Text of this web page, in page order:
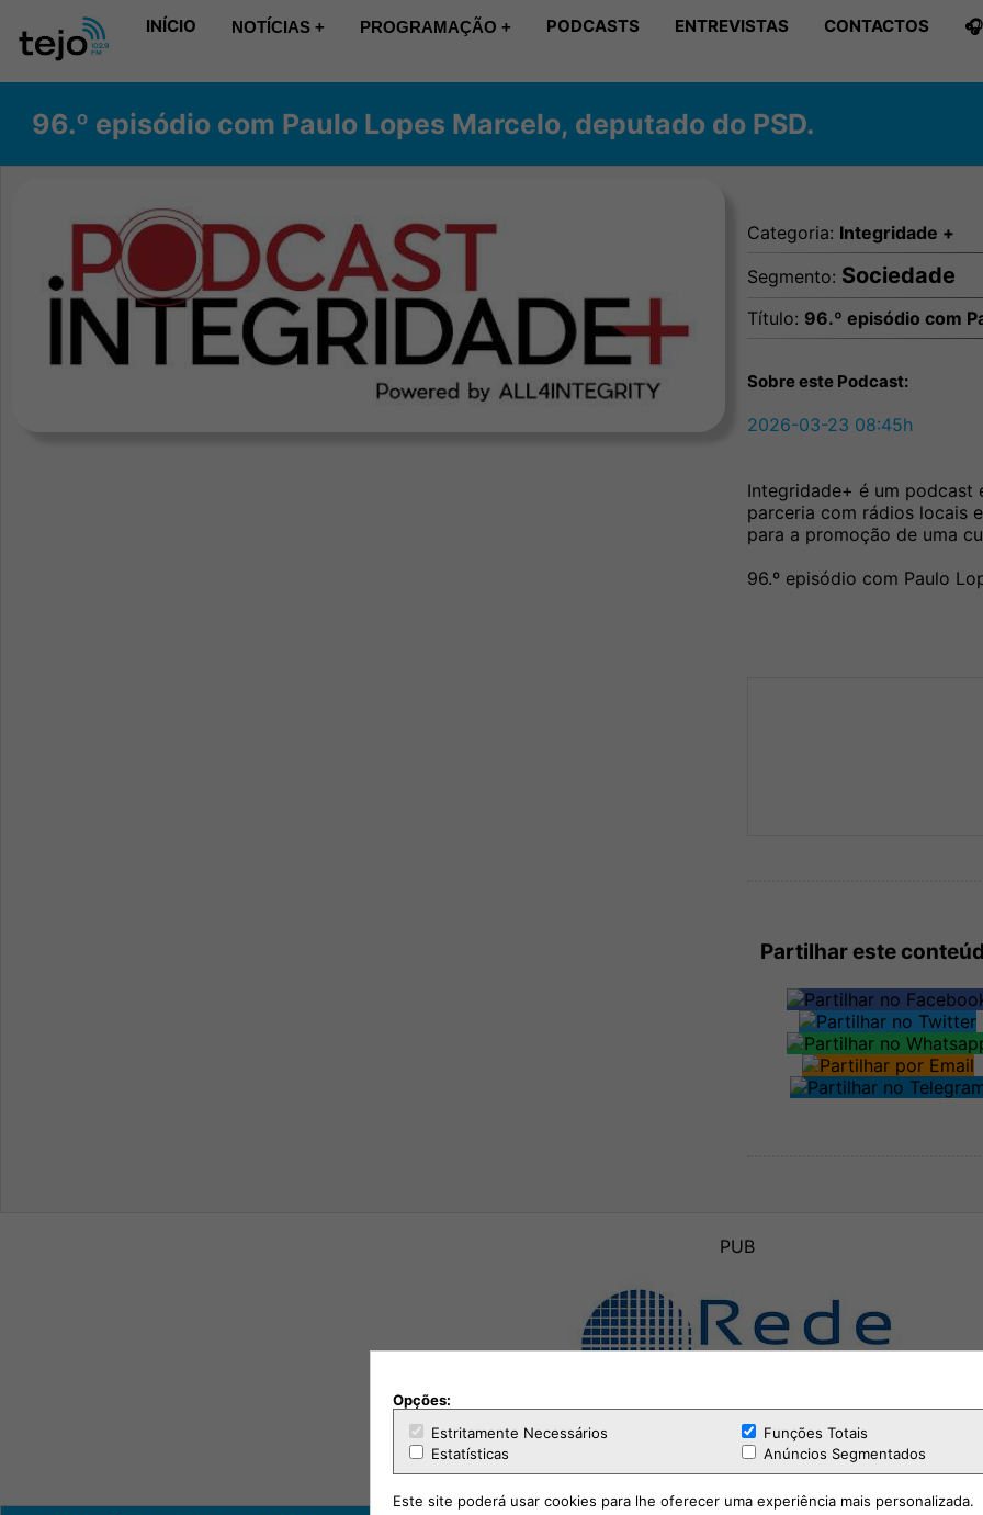
INÍCIO NOTÍCIAS + PROGRAMAÇÃO + PODCASTS ENTREVISTAS CONTACTOS
96.º episódio com Paulo Lopes Marcelo, deputado do PSD.
Categoria: Integridade +
Segmento: Sociedade
Título: 96.º episódio com
Sobre este Podcast:
2026-03-23 08:45h
Integridade+ é um podcast
parceria com rádios locais
para a promoção de uma
96.º episódio com Paulo
Partilhar este
PUB
Opções:
Estritamente Necessários
Funções Totais
Estatísticas
Anúncios Segmentados
Este site poderá usar cookies para lhe oferecer uma experiência mais personalizada.